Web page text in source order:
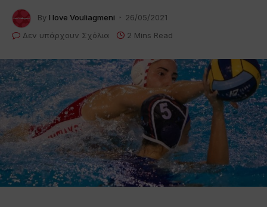
By I love Vouliagmeni
26/05/2021
Δεν υπάρχουν Σχόλια
2 Mins Read